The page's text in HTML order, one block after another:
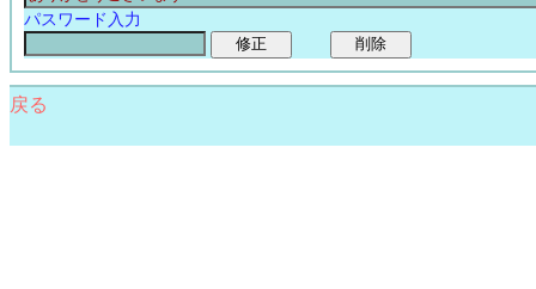
パスワード入力
戻る